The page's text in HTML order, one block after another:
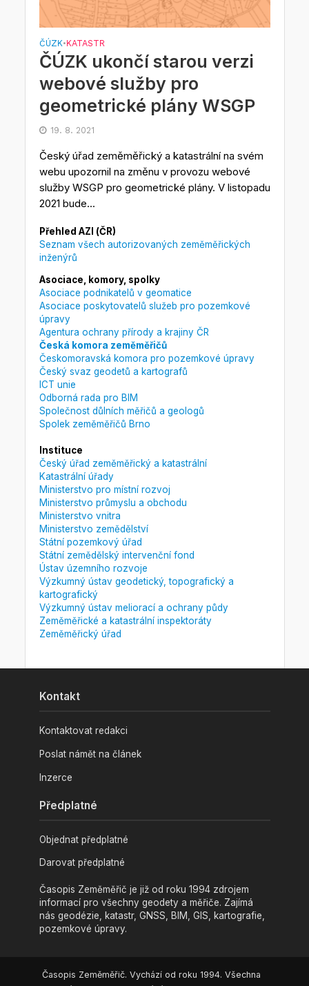
ČÚZK•KATASTR
ČÚZK ukončí starou verzi
webové služby pro
geometrické plány WSGP
19. 8. 2021
Český úřad zeměměřický a katastrální na svém
webu upozornil na změnu v provozu webové
služby WSGP pro geometrické plány. V listopadu
2021 bude...
Přehled AZI (ČR)
Seznam všech autorizovaných zeměměřických
inženýrů
Asociace, komory, spolky
Asociace podnikatelů v geomatice
Asociace poskytovatelů služeb pro pozemkové
úpravy
Agentura ochrany přírody a krajiny ČR
Česká komora zeměměřičů
Českomoravská komora pro pozemkové úpravy
Český svaz geodetů a kartografů
ICT unie
Odborná rada pro BIM
Společnost důlních měřičů a geologů
Spolek zeměměřičů Brno
Instituce
Český úřad zeměměřický a katastrální
Katastrální úřady
Ministerstvo pro místní rozvoj
Ministerstvo průmyslu a obchodu
Ministerstvo vnitra
Ministerstvo zemědělství
Státní pozemkový úřad
Státní zemědělský intervenční fond
Ústav územního rozvoje
Výzkumný ústav geodetický, topografický a
kartografický
Výzkumný ústav meliorací a ochrany půdy
Zeměměřické a katastrální inspektoráty
Zeměměřický úřad
Kontakt
Kontaktovat redakci
Poslat námět na článek
Inzerce
Předplatné
Objednat předplatné
Darovat předplatné
Časopis Zeměměřič je již od roku 1994 zdrojem
informací pro všechny geodety a měřiče. Zajímá
nás geodézie, katastr, GNSS, BIM, GIS, kartografie,
pozemkové úpravy.
Časopis Zeměměřič. Vychází od roku 1994. Všechna